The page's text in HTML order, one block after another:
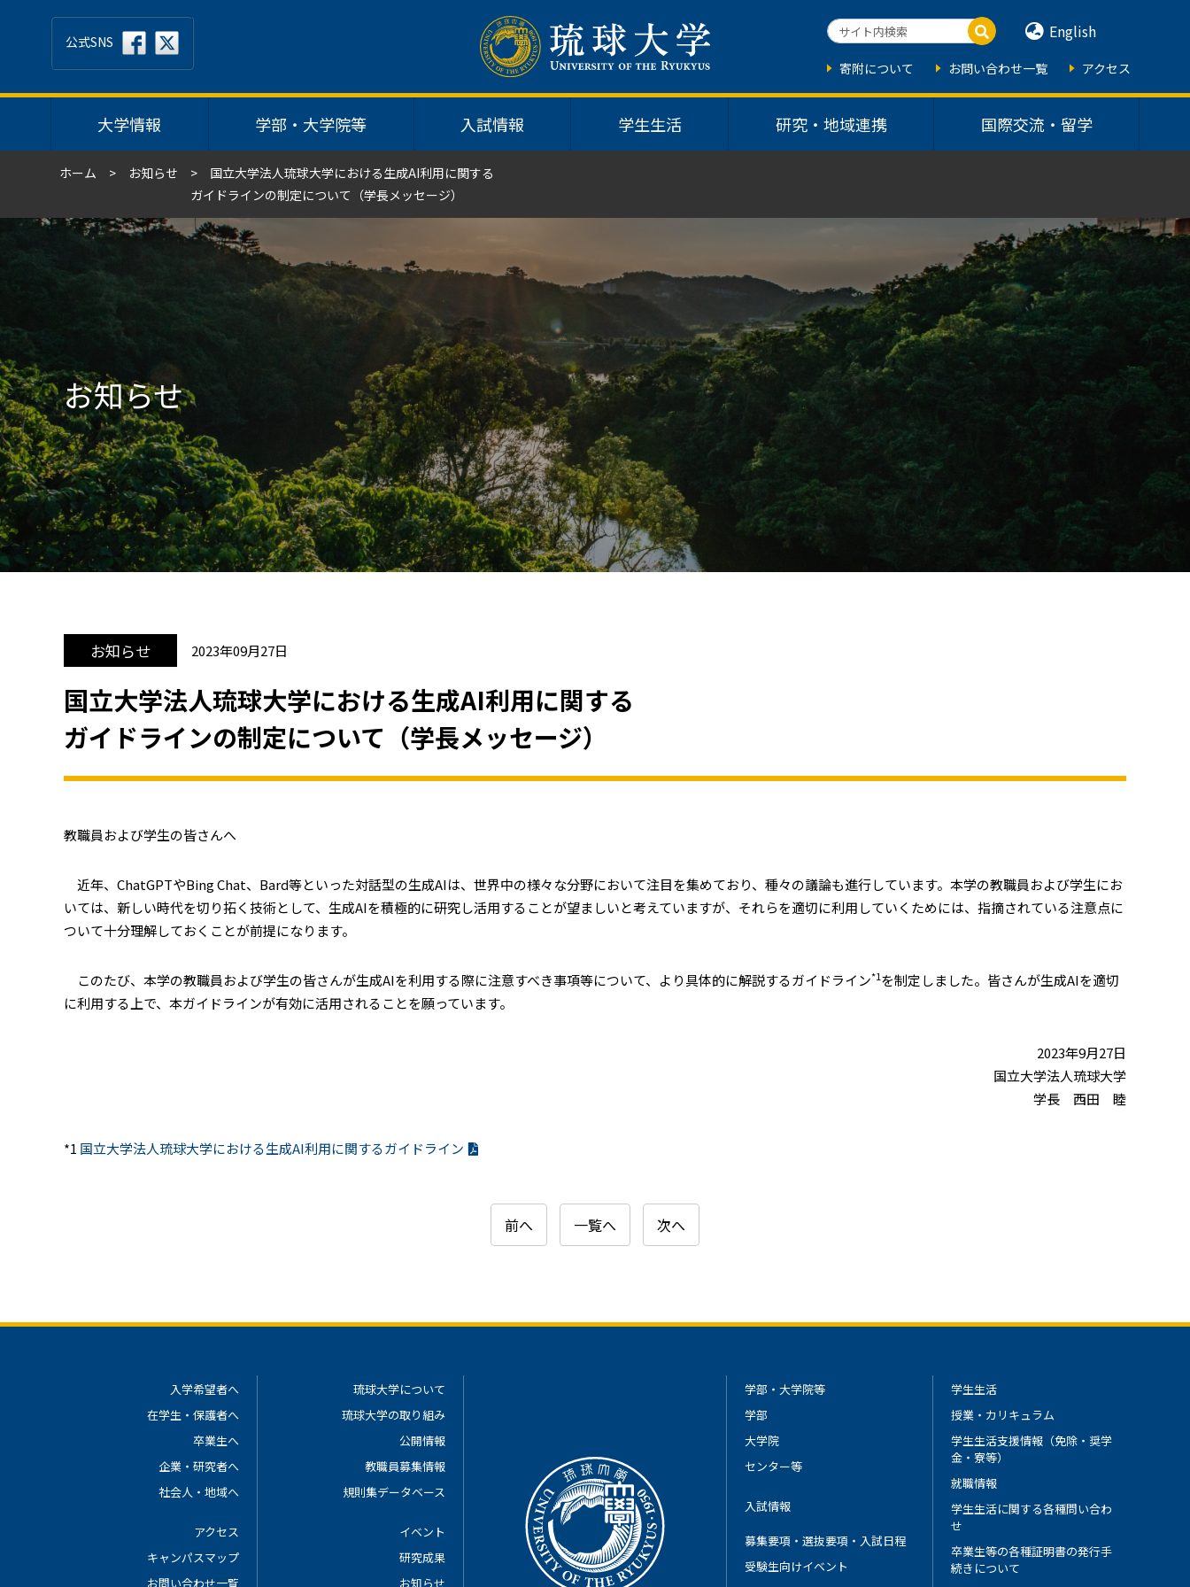
大学情報 学部・大学院等 入試情報 学生生活 研究・地域連携 国際交流・留学
公式SNS English
寄附について お問い合わせ一覧 アクセス
ホーム お知らせ
国立大学法人琉球大学における生成AI利用に関する
ガイドラインの制定について（学長メッセージ）
お知らせ
お知らせ 2023年09月27日
国立大学法人琉球大学における生成AI利用に関する
ガイドラインの制定について（学長メッセージ）
教職員および学生の皆さんへ
近年、ChatGPTやBing Chat、Bard等といった対話型の生成AIは、世界中の様々な分野において注目を集めており、種々の議論も進行しています。本学の教職員および学生にお
いては、新しい時代を切り拓く技術として、生成AIを積極的に研究し活用することが望ましいと考えていますが、それらを適切に利用していくためには、指摘されている注意点に
ついて十分理解しておくことが前提になります。
このたび、本学の教職員および学生の皆さんが生成AIを利用する際に注意すべき事項等について、より具体的に解説するガイドライン*1を制定しました。皆さんが生成AIを適切
に利用する上で、本ガイドラインが有効に活用されることを願っています。
2023年9月27日
国立大学法人琉球大学
学長 西田 睦
*1 国立大学法人琉球大学における生成AI利用に関するガイドライン
前へ 一覧へ 次へ
入学希望者へ
在学生・保護者へ
卒業生へ
企業・研究者へ
社会人・地域へ
アクセス
キャンパスマップ
お問い合わせ一覧
琉球大学について
琉球大学の取り組み
公開情報
教職員募集情報
規則集データベース
イベント
研究成果
お知らせ
学部・大学院等
学部
大学院
センター等
入試情報
募集要項・選抜要項・入試日程
受験生向けイベント
学生生活
授業・カリキュラム
学生生活支援情報（免除・奨学
金・寮等）
就職情報
学生生活に関する各種問い合わ
せ
卒業生等の各種証明書の発行手
続きについて